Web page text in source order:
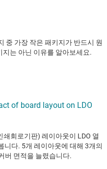
중 가장 작은 패키지가 반드시 원
는 아닌 이유를 알아보세요.
of board layout on LDO
회로기판) 레이아웃이 LDO 열
니다. 5개 레이아웃에 대해 3개의
버 면적을 늘렸습니다.